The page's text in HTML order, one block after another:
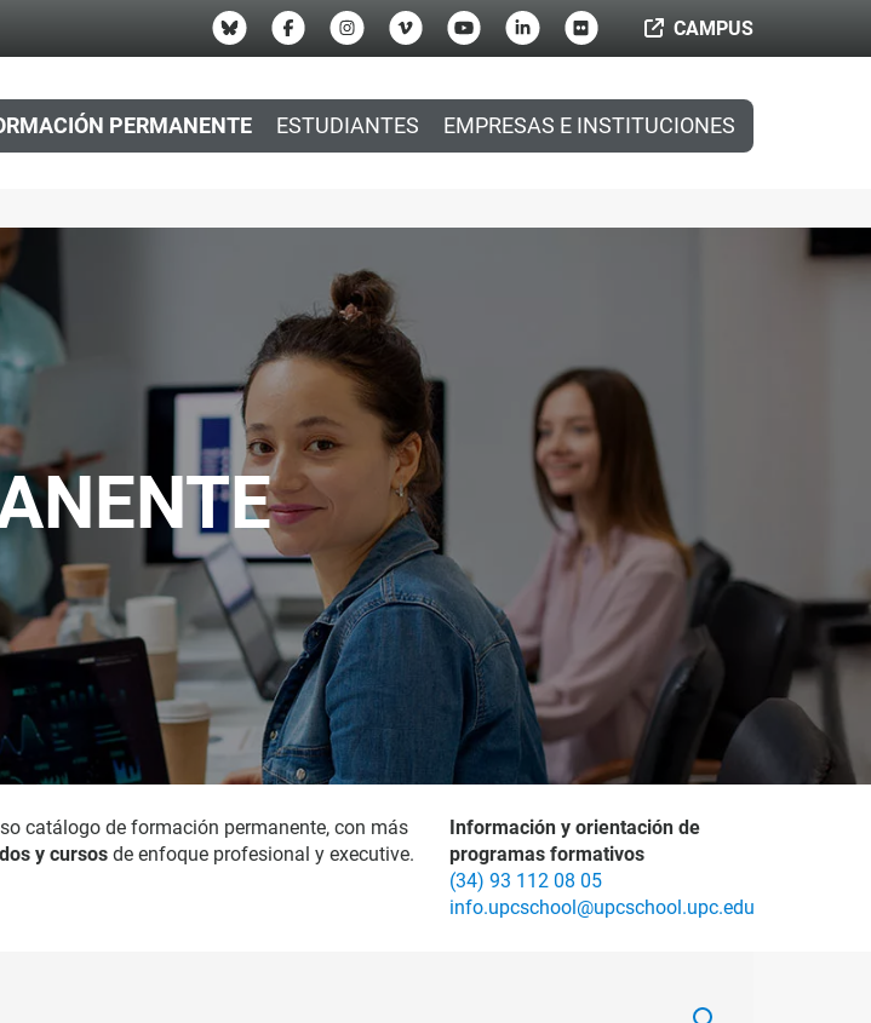
CAMPUS
PERMANENTE ESTUDIANTES EMPRESAS E INSTITUCIONES
catálogo de formación permanente, con más
y cursos de enfoque profesional y executive.
Información y orientación de
programas formativos
(34) 93 112 08 05
info.upcschool@upcschool.upc.edu